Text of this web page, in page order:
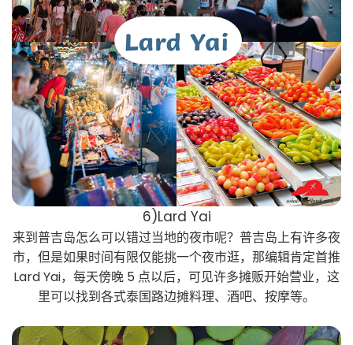
6)Lard Yai
来到普吉岛怎么可以错过当地的夜市呢？普吉岛上有许多夜
市，但是如果时间有限仅能挑一个夜市逛，那编辑肯定首推
Lard Yai，每天傍晚 5 点以后，可见许多摊贩开始营业，这
里可以找到各式泰国路边摊料理、酒吧、按摩等。